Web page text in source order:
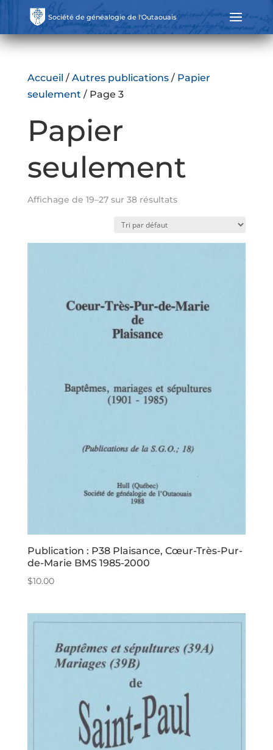
Société de généalogie de l'Outaouais
Accueil / Autres publications/ Papier
seulement / Page 3
Papier
seulement
Affichage de 19–27 sur 38 résultats
Publication : P38 Plaisance, Cœur-Très-Pur-
de-Marie BMS 1985-2000
$10.00